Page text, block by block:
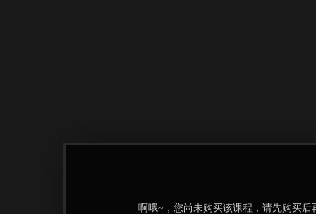
啊哦~，您尚未购买该课程，请先购买后